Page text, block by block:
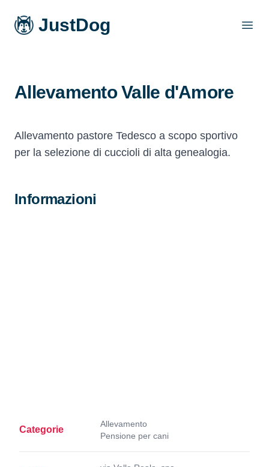
JustDog
Allevamento Valle d'Amore
Allevamento pastore Tedesco a scopo sportivo
per la selezione di cuccioli di alta genealogia.
Informazioni
Categorie
Allevamento
Pensione per cani